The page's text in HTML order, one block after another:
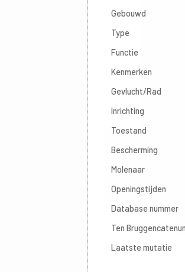
Gebouwd
Type
Functie
Kenmerken
Gevlucht/Rad
Inrichting
Toestand
Bescherming
Molenaar
Openingstijden
Database nummer
Ten
Laatste mutatie